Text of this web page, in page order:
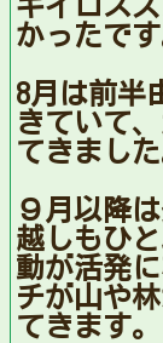
キイロス
かったです
8月は前半
きていて
てきました
９月以降
越しもひ
動が活発
チが山や
てきます。